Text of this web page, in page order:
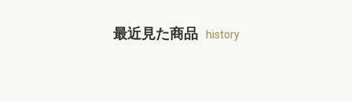
最近見た商品 history